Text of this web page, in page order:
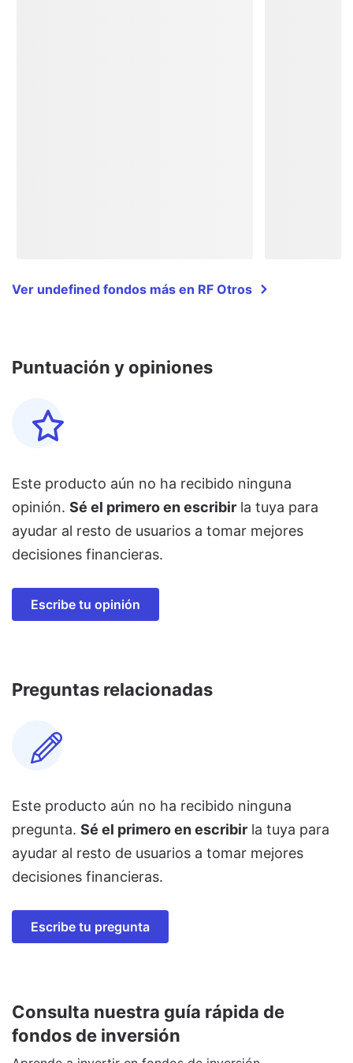
Ver undefined fondos más en RF Otros
Puntuación y opiniones
Este producto aún no ha recibido ninguna
opinión. Sé el primero en escribir la tuya para
ayudar al resto de usuarios a tomar mejores
decisiones financieras.
Escribe tu opinión
Preguntas relacionadas
Este producto aún no ha recibido ninguna
pregunta. Sé el primero en escribir la tuya para
ayudar al resto de usuarios a tomar mejores
decisiones financieras.
Escribe tu pregunta
Consulta nuestra guía rápida de
fondos de inversión